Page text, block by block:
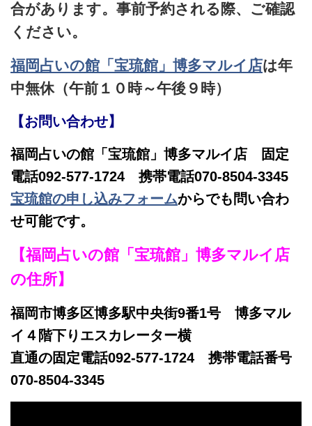
合があります。事前予約される際、ご確認
ください。
福岡占いの館「宝琉館」博多マルイ店は年
中無休（午前１０時～午後９時）
【お問い合わせ】
福岡占いの館「宝琉館」博多マルイ店 固定
電話092-577-1724 携帯電話070-8504-3345
宝琉館の申し込みフォームからでも問い合わ
せ可能です。
【福岡占いの館「宝琉館」博多マルイ店
の住所】
福岡市博多区博多駅中央街9番1号 博多マル
イ４階下りエスカレーター横
直通の固定電話092-577-1724 携帯電話番号
070-8504-3345